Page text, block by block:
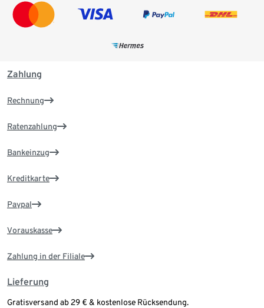
Zahlung
Rechnung
Ratenzahlung
Bankeinzug
Kreditkarte
Paypal
Vorauskasse
Zahlung in der Filiale
Lieferung
Gratisversand ab 29 € & kostenlose Rücksendung.